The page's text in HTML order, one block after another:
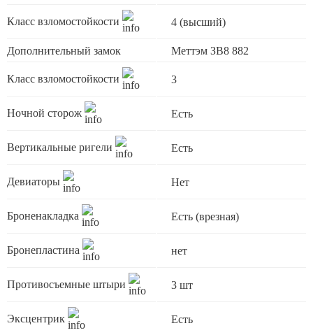
Класс взломостойкости 4 (высший)
Дополнительный замок Меттэм ЗВ8 882
Класс взломостойкости 3
Ночной сторож Есть
Вертикальные ригели Есть
Девиаторы Нет
Броненакладка Есть (врезная)
Бронепластина нет
Противосъемные штыри 3 шт
Эксцентрик Есть